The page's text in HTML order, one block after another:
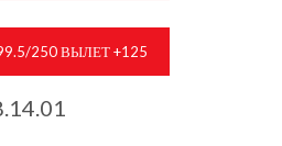
250 ВЫЛЕТ +125